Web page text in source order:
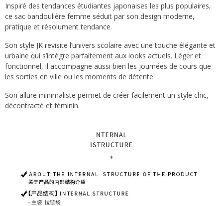
Inspiré des tendances étudiantes japonaises les plus populaires,
ce sac bandoulière femme séduit par son design moderne,
pratique et résolument tendance.
Son style JK revisite l’univers scolaire avec une touche élégante et
urbaine qui s’intègre parfaitement aux looks actuels. Léger et
fonctionnel, il accompagne aussi bien les journées de cours que
les sorties en ville ou les moments de détente.
Son allure minimaliste permet de créer facilement un style chic,
décontracté et féminin.